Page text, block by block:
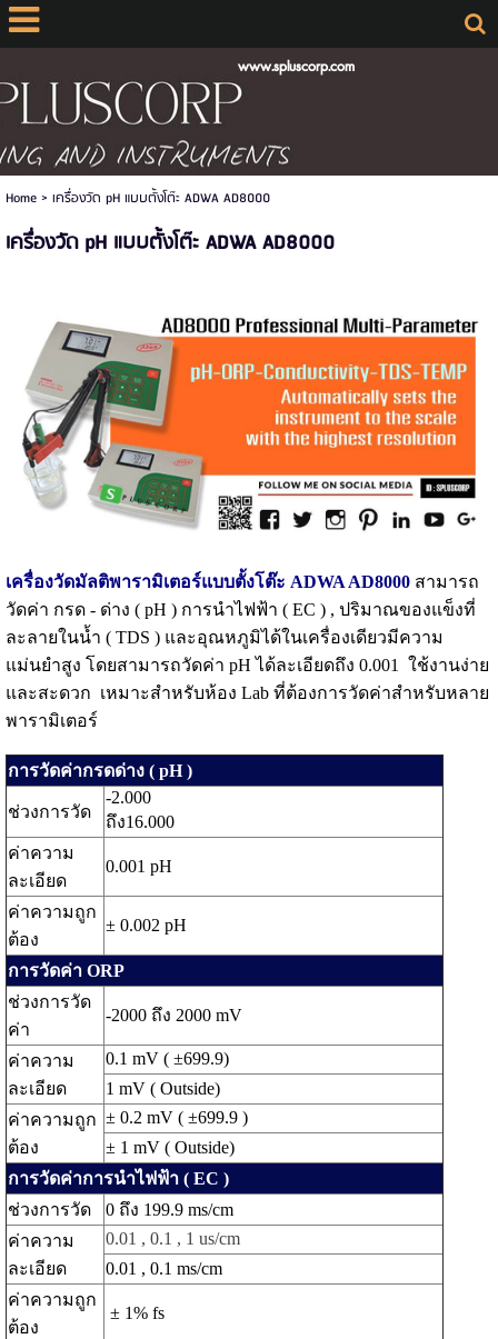
www.spluscorp.com
Home> เครื่องวัด pH แบบตั้งโต๊ะ ADWA AD8000
เครื่องวัด pH แบบตั้งโต๊ะ ADWA AD8000
เครื่องวัดมัลติพารามิเตอร์แบบตั้งโต๊ะ ADWA AD8000สามารถ
วัดค่า กรด - ด่าง ( pH ) การนำไฟฟ้า ( EC ) , ปริมาณของแข็งที่
ละลายในน้ำ ( TDS ) และอุณหภูมิได้ในเครื่องเดียวมีความ
แม่นยำสูง โดยสามารถวัดค่า pH ได้ละเอียดถึง 0.001 ใช้งานง่าย
และสะดวก เหมาะสำหรับห้อง Lab ที่ต้องการวัดค่าสำหรับหลาย
พารามิเตอร์
การวัดค่ากรดด่าง ( pH )
ช่วงการวัด
-2.000
ถึง16.000
ค่าความ
ละเอียด
0.001 pH
ค่าความถูก
ต้อง
± 0.002 pH
การวัดค่า ORP
ช่วงการวัด
ค่า
-2000 ถึง 2000 mV
ค่าความ
ละเอียด
0.1 mV ( ±699.9)
1 mV ( Outside)
ค่าความถูก
ต้อง
± 0.2 mV ( ±699.9 )
± 1 mV ( Outside)
การวัดค่าการนำไฟฟ้า ( EC )
ช่วงการวัด
0 ถึง 199.9 ms/cm
ค่าความ
ละเอียด
0.01 , 0.1 , 1 us/cm
0.01 , 0.1 ms/cm
ค่าความถูก
ต้อง
± 1% fs